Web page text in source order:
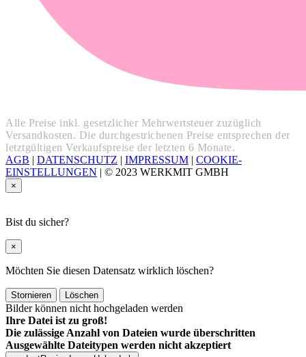
Alle Preise inkl. gesetzlicher Mehrwertsteuer zuzüglich
Versandkosten. Die durchgestrichenen Preise entsprechen der
letztgültigen Verkaufspreise der letzten 6 Monate.
AGB | DATENSCHUTZ | IMPRESSUM | COOKIE-
EINSTELLUNGEN | © 2023 WERKMIT GMBH
×
Bist du sicher?
×
Möchten Sie diesen Datensatz wirklich löschen?
Stornieren Löschen
Bilder können nicht hochgeladen werden
Ihre Datei ist zu groß!
Die zulässige Anzahl von Dateien wurde überschritten
Ausgewählte Dateitypen werden nicht akzeptiert